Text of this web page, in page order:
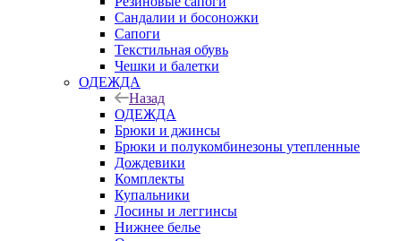
Сандалии и босоножки
Сапоги
Текстильная обувь
Чешки и балетки
ОДЕЖДА
Назад
ОДЕЖДА
Брюки и джинсы
Брюки и полукомбинезоны утепленные
Дождевики
Комплекты
Купальники
Лосины и леггинсы
Нижнее белье